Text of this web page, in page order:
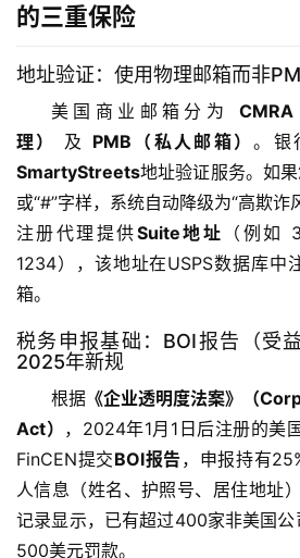
主
页
的三重保险
地址验证：使用物理邮箱而非
美国商业邮箱分为
理）
及 PMB（私人邮箱）。银
SmartyStreets地址验证服务。如
或“#”字样，系统自动降级为“高欺诈
注册代理提供Suite地址
（例如
1234），该地址在USPS数据库中
箱。
税务申报基础：BOI报告（受
2025年新规
根据 《企业透明度法案》（
Act） ，2024年1月1日后注册的美
FinCEN提交BOI报告 ，申报持有
人信息（姓名、护照号、居住地址
记录显示，已有超过400家非美国
500美元罚款。